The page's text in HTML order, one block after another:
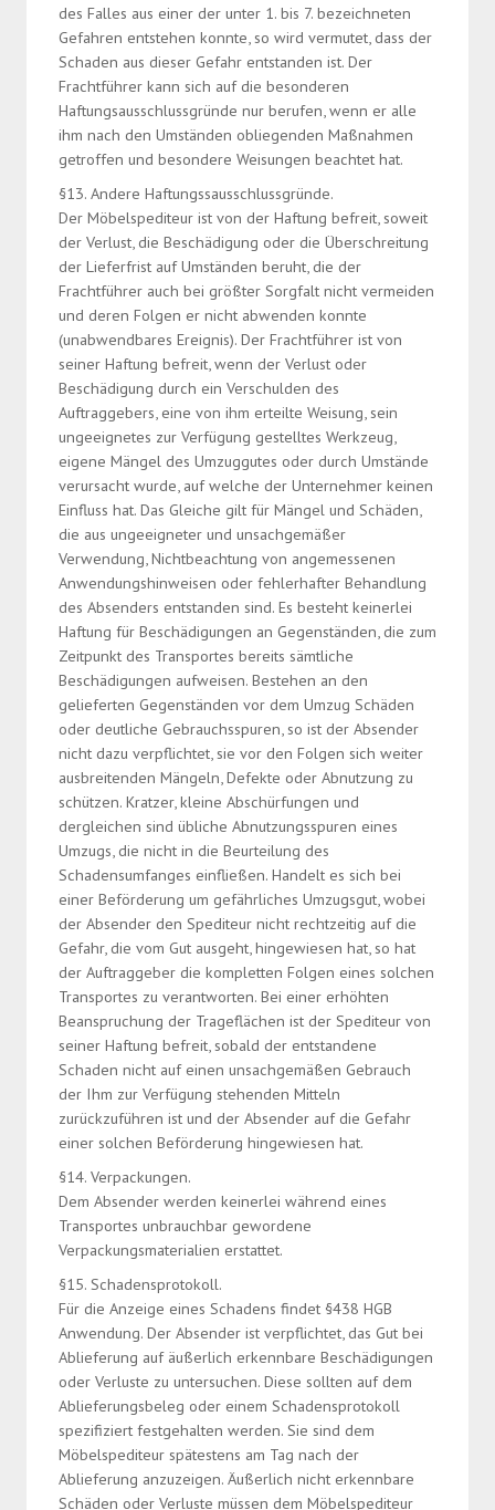
des Falles aus einer der unter 1. bis 7. bezeichneten
Gefahren entstehen konnte, so wird vermutet, dass der
Schaden aus dieser Gefahr entstanden ist. Der
Frachtführer kann sich auf die besonderen
Haftungsausschlussgründe nur berufen, wenn er alle
ihm nach den Umständen obliegenden Maßnahmen
getroffen und besondere Weisungen beachtet hat.
§13. Andere Haftungssausschlussgründe.
Der Möbelspediteur ist von der Haftung befreit, soweit
der Verlust, die Beschädigung oder die Überschreitung
der Lieferfrist auf Umständen beruht, die der
Frachtführer auch bei größter Sorgfalt nicht vermeiden
und deren Folgen er nicht abwenden konnte
(unabwendbares Ereignis). Der Frachtführer ist von
seiner Haftung befreit, wenn der Verlust oder
Beschädigung durch ein Verschulden des
Auftraggebers, eine von ihm erteilte Weisung, sein
ungeeignetes zur Verfügung gestelltes Werkzeug,
eigene Mängel des Umzuggutes oder durch Umstände
verursacht wurde, auf welche der Unternehmer keinen
Einfluss hat. Das Gleiche gilt für Mängel und Schäden,
die aus ungeeigneter und unsachgemäßer
Verwendung, Nichtbeachtung von angemessenen
Anwendungshinweisen oder fehlerhafter Behandlung
des Absenders entstanden sind. Es besteht keinerlei
Haftung für Beschädigungen an Gegenständen, die zum
Zeitpunkt des Transportes bereits sämtliche
Beschädigungen aufweisen. Bestehen an den
gelieferten Gegenständen vor dem Umzug Schäden
oder deutliche Gebrauchsspuren, so ist der Absender
nicht dazu verpflichtet, sie vor den Folgen sich weiter
ausbreitenden Mängeln, Defekte oder Abnutzung zu
schützen. Kratzer, kleine Abschürfungen und
dergleichen sind übliche Abnutzungsspuren eines
Umzugs, die nicht in die Beurteilung des
Schadensumfanges einfließen. Handelt es sich bei
einer Beförderung um gefährliches Umzugsgut, wobei
der Absender den Spediteur nicht rechtzeitig auf die
Gefahr, die vom Gut ausgeht, hingewiesen hat, so hat
der Auftraggeber die kompletten Folgen eines solchen
Transportes zu verantworten. Bei einer erhöhten
Beanspruchung der Trageflächen ist der Spediteur von
seiner Haftung befreit, sobald der entstandene
Schaden nicht auf einen unsachgemäßen Gebrauch
der Ihm zur Verfügung stehenden Mitteln
zurückzuführen ist und der Absender auf die Gefahr
einer solchen Beförderung hingewiesen hat.
§14. Verpackungen.
Dem Absender werden keinerlei während eines
Transportes unbrauchbar gewordene
Verpackungsmaterialien erstattet.
§15. Schadensprotokoll.
Für die Anzeige eines Schadens findet §438 HGB
Anwendung. Der Absender ist verpflichtet, das Gut bei
Ablieferung auf äußerlich erkennbare Beschädigungen
oder Verluste zu untersuchen. Diese sollten auf dem
Ablieferungsbeleg oder einem Schadensprotokoll
spezifiziert festgehalten werden. Sie sind dem
Möbelspediteur spätestens am Tag nach der
Ablieferung anzuzeigen. Äußerlich nicht erkennbare
Schäden oder Verluste müssen dem Möbelspediteur